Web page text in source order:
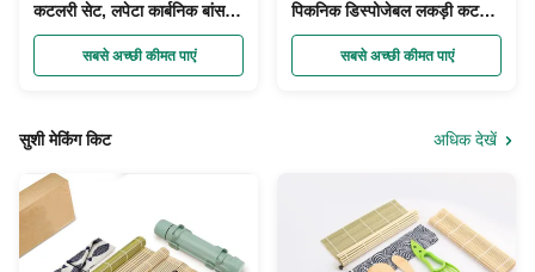
कटलरी सेट, लपेटा कार्बनिक बांस के
बर्तन चम्मच चाकू कांटा
सबसे अच्छी कीमत पाएं
पिकनिक डिस्पोजेबल लकड़ी कटलरी
सेट बायोडिग्रेडेबल Bagasse
सबसे अच्छी कीमत पाएं
सुशी मेकिंग किट अधिक देखें